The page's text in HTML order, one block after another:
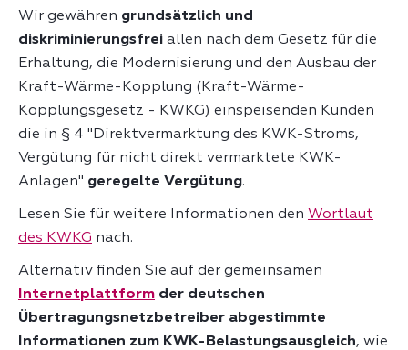
Wir gewähren grundsätzlich und
diskriminierungsfrei allen nach dem Gesetz für die
Erhaltung, die Modernisierung und den Ausbau der
Kraft-Wärme-Kopplung (Kraft-Wärme-
Kopplungsgesetz - KWKG) einspeisenden Kunden
die in § 4 "Direktvermarktung des KWK-Stroms,
Vergütung für nicht direkt vermarktete KWK-
Anlagen" geregelte Vergütung.
Lesen Sie für weitere Informationen den Wortlaut
des KWKG nach.
Alternativ finden Sie auf der gemeinsamen
Internetplattform der deutschen
Übertragungsnetzbetreiber abgestimmte
Informationen zum KWK-Belastungsausgleich, wie